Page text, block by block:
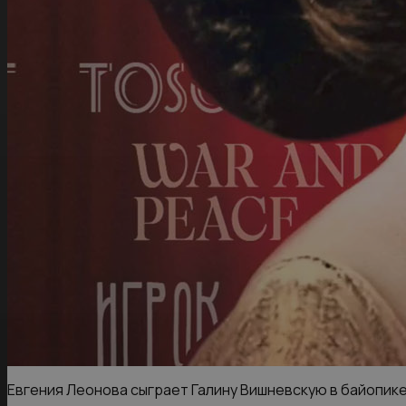
Евгения Леонова сыграет Галину Вишневскую в